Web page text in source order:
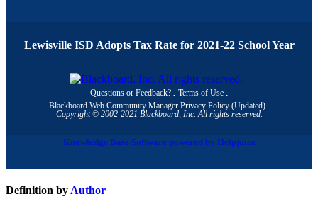
Lewisville ISD Adopts Tax Rate for 2021-22 School Year
Questions or Feedback?
Terms of Use
Blackboard Web Community Manager Privacy Policy (Updated)
Copyright © 2002-2021 Blackboard, Inc. All rights reserved.
Knowledge Base Software powered by Helpjuice
Definition by Author